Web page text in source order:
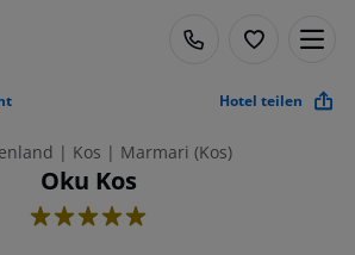
Hotel teilen
| Kos | Marmari (Kos)
Oku Kos
5